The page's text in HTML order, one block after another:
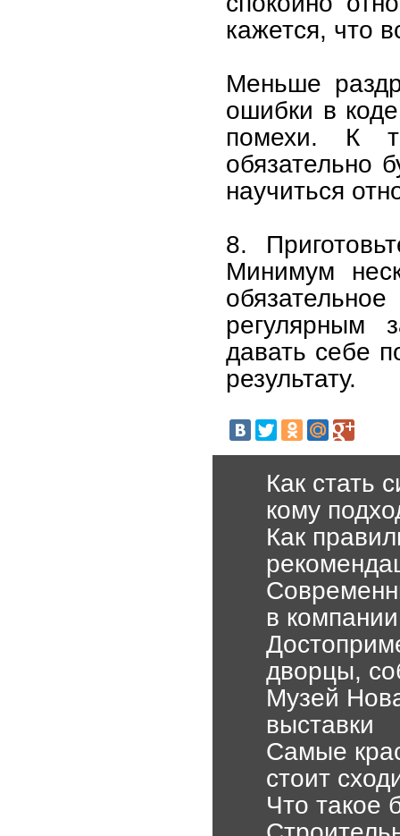
кажется, что
Меньше
ошибки в
помехи. К
обязательно
научиться
8.
Минимум
регулярным
давать себе
результату.
Как стать
кому
Как
в
дворцы,
Музей
выставки
Самые
стоит
Что такое